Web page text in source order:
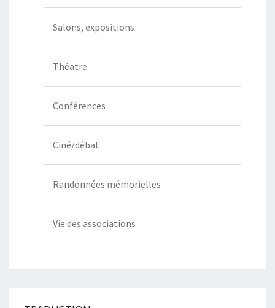
Salons, expositions
Théatre
Conférences
Ciné/débat
Randonnées mémorielles
Vie des associations